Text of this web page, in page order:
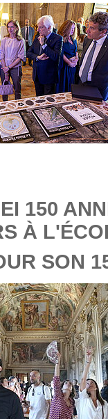
150
À
SON